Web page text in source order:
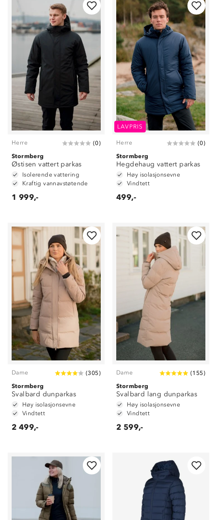
Herre (0)
Stormberg
Østisen vattert parkas
Isolerende vattering
Kraftig vannavstøtende
1 999,-
LAVPRIS
Herre (0)
Stormberg
Hegdehaug vattert parkas
Høy isolasjonsevne
Vindtett
499,-
Dame (305)
Stormberg
Svalbard dunparkas
Høy isolasjonsevne
Vindtett
2 499,-
Dame (155)
Stormberg
Svalbard lang dunparkas
Høy isolasjonsevne
Vindtett
2 599,-